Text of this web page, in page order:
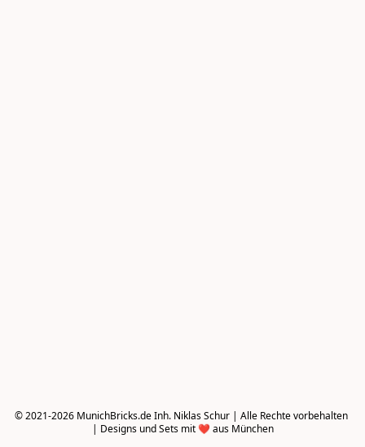
© 2021-2026 MunichBricks.de Inh. Niklas Schur | Alle Rechte vorbehalten
| Designs und Sets mit ❤️ aus München